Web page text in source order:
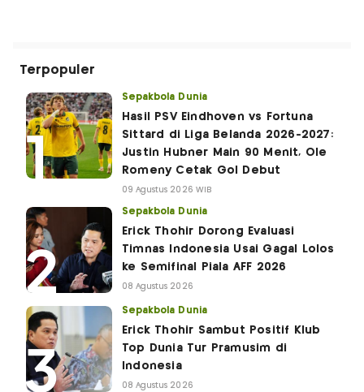
Terpopuler
Sepakbola Dunia
Hasil PSV Eindhoven vs Fortuna
Sittard di Liga Belanda 2026-2027:
Justin Hubner Main 90 Menit, Ole
Romeny Cetak Gol Debut
09 Agustus 2026 WIB
Sepakbola Dunia
Erick Thohir Dorong Evaluasi
Timnas Indonesia Usai Gagal Lolos
ke Semifinal Piala AFF 2026
08 Agustus 2026
Sepakbola Dunia
Erick Thohir Sambut Positif Klub
Top Dunia Tur Pramusim di
Indonesia
08 Agustus 2026